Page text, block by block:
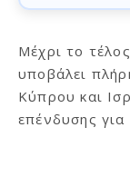
Μέχρι το
υποβάλει
Κύπρου και
επένδυσης